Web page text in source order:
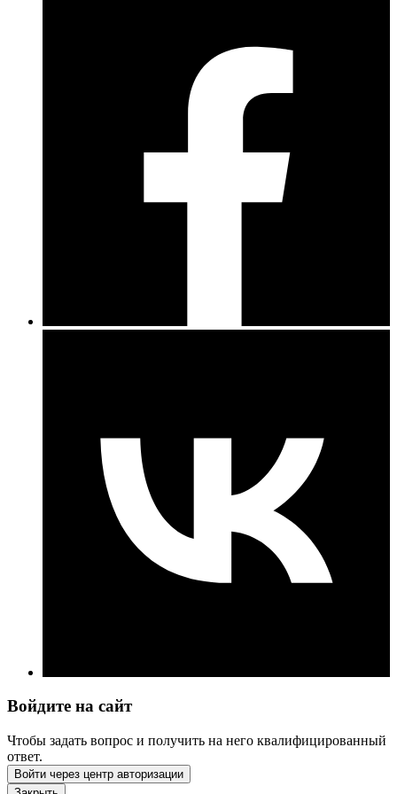
Войдите на сайт
Чтобы задать вопрос и получить на него квалифицированный
ответ.
Войти через центр авторизации